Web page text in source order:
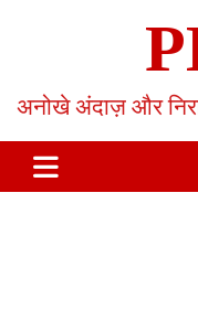
अनोखे अंदाज़ और